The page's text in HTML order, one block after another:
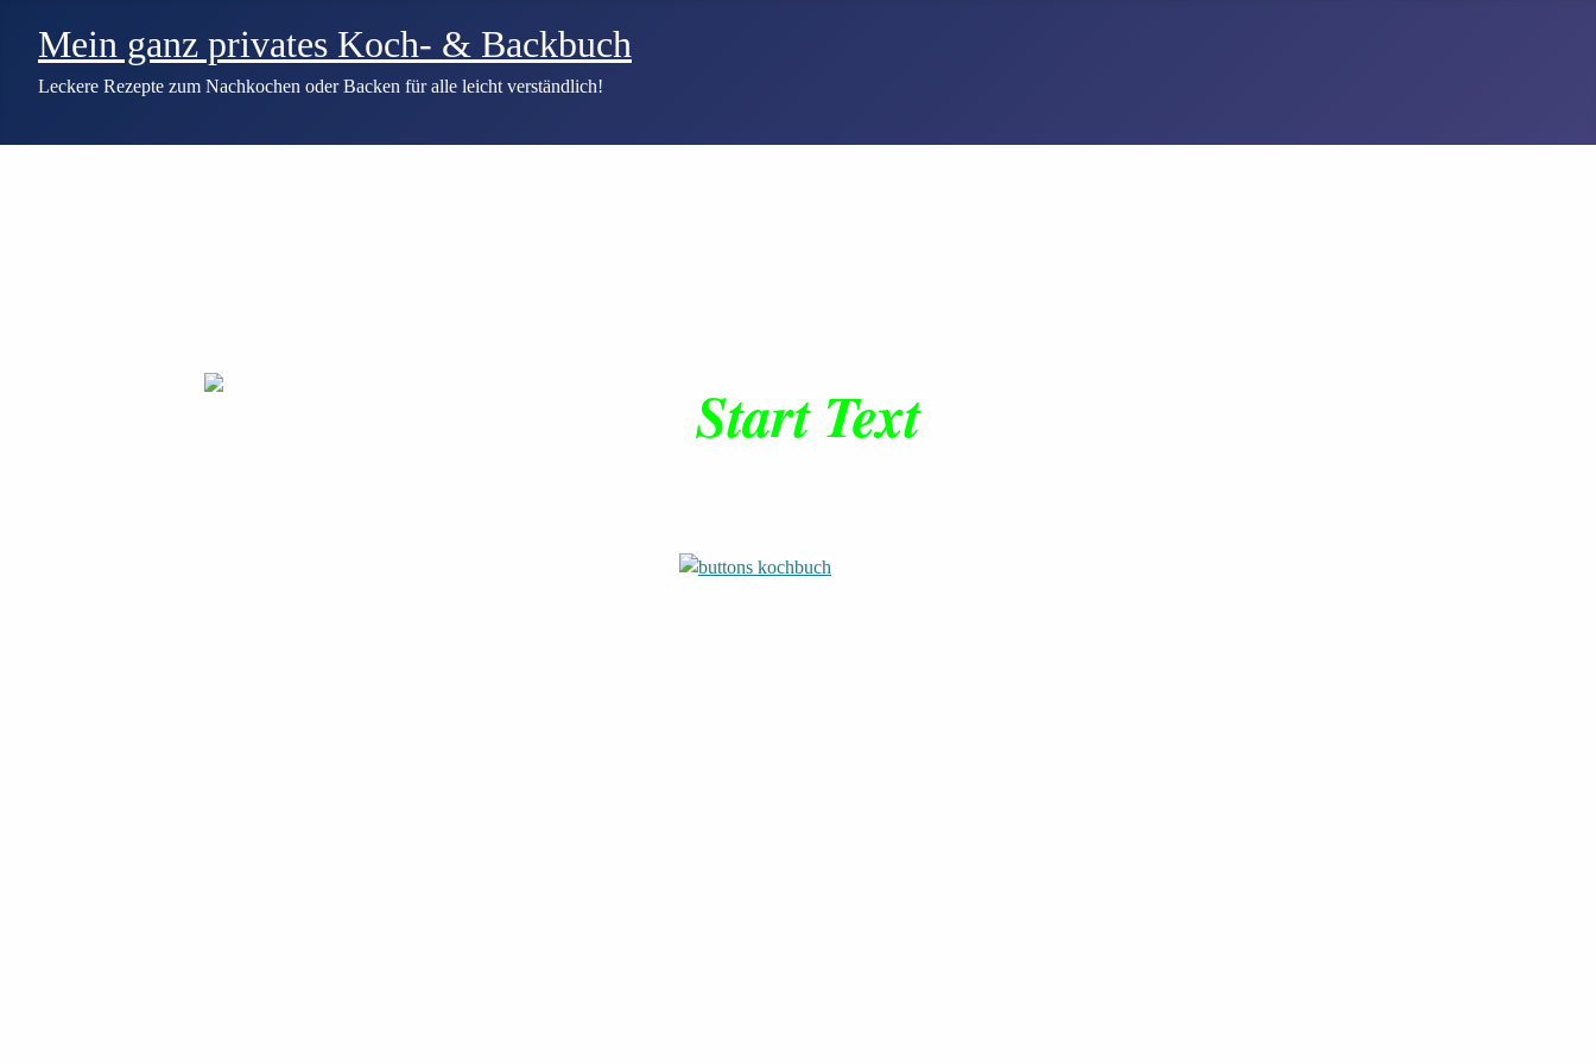
Mein ganz privates Koch- & Backbuch
Leckere Rezepte zum Nachkochen oder Backen für alle leicht verständlich!